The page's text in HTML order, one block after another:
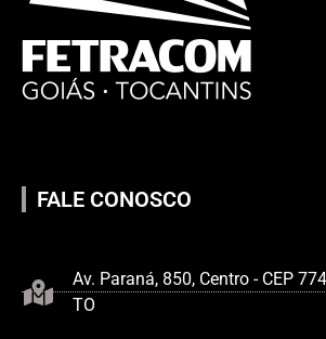
FALE CONOSCO
Av. Paraná, 850, Centro - CEP
TO